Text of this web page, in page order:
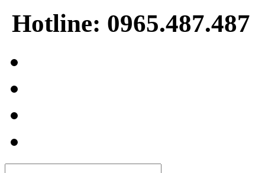
Hotline: 0965.487.487